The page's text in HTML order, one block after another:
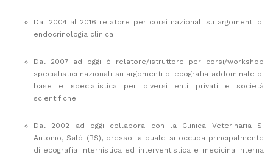
Dal 2004 al 2016 relatore per corsi nazionali su argomenti di
endocrinologia clinica
Dal 2007 ad oggi è relatore/istruttore per corsi/workshop
specialistici nazionali su argomenti di ecografia addominale di
base e specialistica per diversi enti privati e società
scientifiche.
Dal 2002 ad oggi collabora con la Clinica Veterinaria S.
Antonio, Salò (BS), presso la quale si occupa principalmente
di ecografia internistica ed interventistica e medicina interna